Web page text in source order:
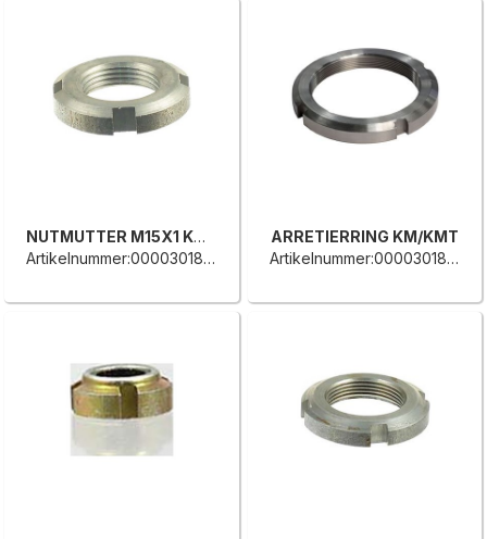
NUTMUTTER M15X1 KM2
Artikelnummer:0000301886D
ARRETIERRING KM/KMT
Artikelnummer:0000301884L